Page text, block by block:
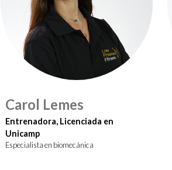
Carol Lemes
Entrenadora, Licenciada en
Unicamp
Especialista en biomecánica